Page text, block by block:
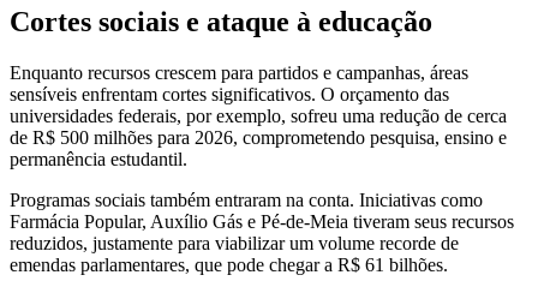
Cortes sociais e ataque à educação
Enquanto recursos crescem para partidos e campanhas, áreas
sensíveis enfrentam cortes significativos. O orçamento das
universidades federais, por exemplo, sofreu uma redução de cerca
de R$ 500 milhões para 2026, comprometendo pesquisa, ensino e
permanência estudantil.
Programas sociais também entraram na conta. Iniciativas como
Farmácia Popular, Auxílio Gás e Pé-de-Meia tiveram seus recursos
reduzidos, justamente para viabilizar um volume recorde de
emendas parlamentares, que pode chegar a R$ 61 bilhões.